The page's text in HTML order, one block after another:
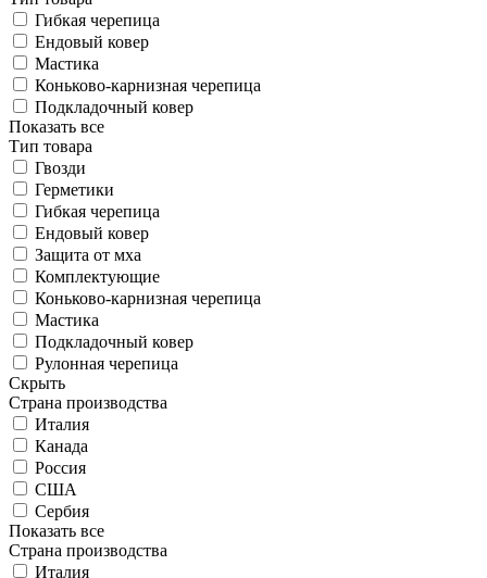
Гибкая черепица
Ендовый ковер
Мастика
Коньково-карнизная черепица
Подкладочный ковер
Показать все
Тип товара
Гвозди
Герметики
Гибкая черепица
Ендовый ковер
Защита от мха
Комплектующие
Коньково-карнизная черепица
Мастика
Подкладочный ковер
Рулонная черепица
Скрыть
Страна производства
Италия
Канада
Россия
США
Сербия
Показать все
Страна производства
Италия